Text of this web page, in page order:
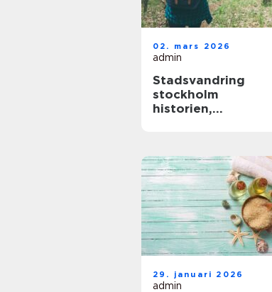
02. mars 2026
admin
Stadsvandring
stockholm
historien,
29. januari 2026
admin